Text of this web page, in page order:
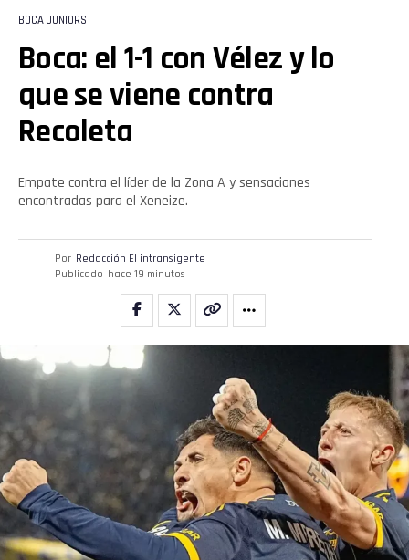
BOCA JUNIORS
Boca: el 1-1 con Vélez y lo
que se viene contra
Recoleta
Empate contra el líder de la Zona A y sensaciones
encontradas para el Xeneize.
Por Redacción El intransigente
Publicado hace 19 minutos